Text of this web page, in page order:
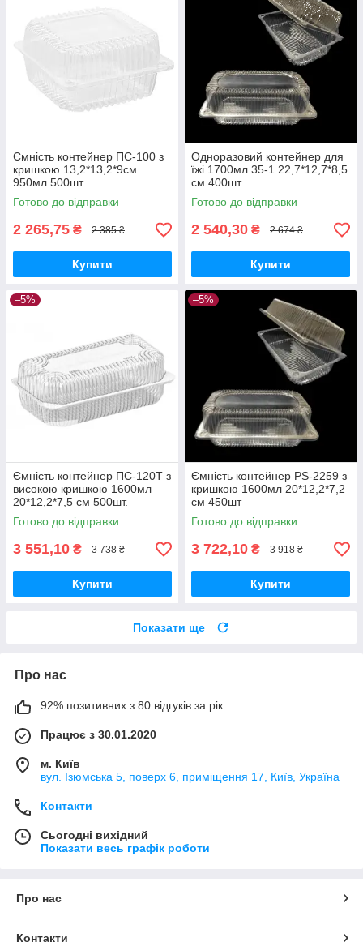
Ємність контейнер ПС-100 з
кришкою 13,2*13,2*9см
950мл 500шт
Готово до відправки
2 265,75 ₴ 2 385 ₴
Купити
Одноразовий контейнер для
їжі 1700мл 35-1 22,7*12,7*8,5
см 400шт.
Готово до відправки
2 540,30 ₴ 2 674 ₴
Купити
–5%
Ємність контейнер ПС-120Т з
високою кришкою 1600мл
20*12,2*7,5 см 500шт.
Готово до відправки
3 551,10 ₴ 3 738 ₴
Купити
–5%
Ємність контейнер РЅ-2259 з
кришкою 1600мл 20*12,2*7,2
см 450шт
Готово до відправки
3 722,10 ₴ 3 918 ₴
Купити
Показати ще
Про нас
92% позитивних з 80 відгуків за рік
Працює з 30.01.2020
м. Київ
вул. Ізюмська 5, поверх 6, приміщення 17, Київ, Україна
Контакти
Сьогодні вихідний
Показати весь графік роботи
Про нас
Контакти